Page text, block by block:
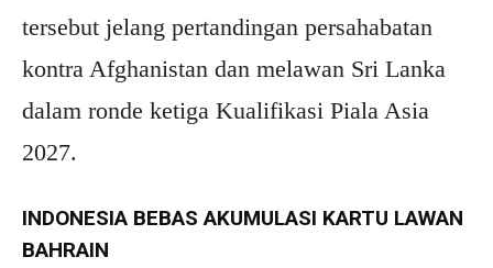
tersebut jelang pertandingan persahabatan
kontra Afghanistan dan melawan Sri Lanka
dalam ronde ketiga Kualifikasi Piala Asia
2027.
INDONESIA BEBAS AKUMULASI KARTU LAWAN
BAHRAIN